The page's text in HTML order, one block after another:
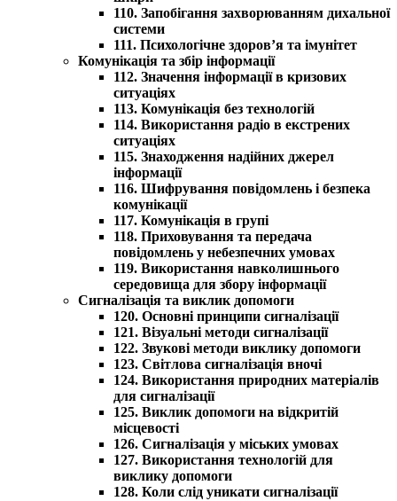
110. Запобігання захворюванням дихальної
системи
111. Психологічне здоров’я та імунітет
Комунікація та збір інформації
112. Значення інформації в кризових
ситуаціях
113. Комунікація без технологій
114. Використання радіо в екстрених
ситуаціях
115. Знаходження надійних джерел
інформації
116. Шифрування повідомлень і безпека
комунікації
117. Комунікація в групі
118. Приховування та передача
повідомлень у небезпечних умовах
119. Використання навколишнього
середовища для збору інформації
Сигналізація та виклик допомоги
120. Основні принципи сигналізації
121. Візуальні методи сигналізації
122. Звукові методи виклику допомоги
123. Світлова сигналізація вночі
124. Використання природних матеріалів
для сигналізації
125. Виклик допомоги на відкритій
місцевості
126. Сигналізація у міських умовах
127. Використання технологій для
виклику допомоги
128. Коли слід уникати сигналізації